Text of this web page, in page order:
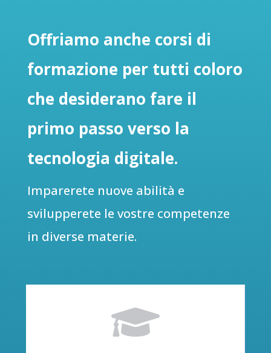
Offriamo anche corsi di
formazione per tutti coloro
che desiderano fare il
primo passo verso la
tecnologia digitale.
Imparerete nuove abilità e
svilupperete le vostre competenze
in diverse materie.
